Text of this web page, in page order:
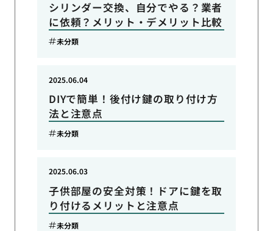
シリンダー交換、自分でやる？業者
に依頼？メリット・デメリット比較
未分類
DIYで簡単！後付け鍵の取り付け方
法と注意点
2025.06.04
未分類
子供部屋の安全対策！ドアに鍵を取
り付けるメリットと注意点
2025.06.03
未分類